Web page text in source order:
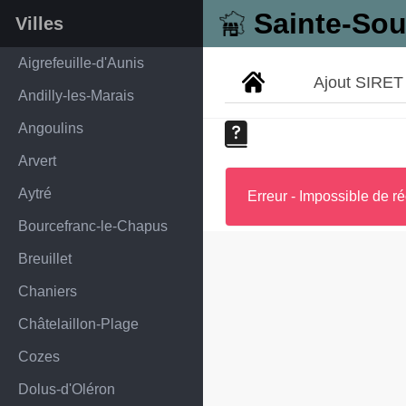
Sainte-
Villes
Aigrefeuille-d'Aunis
Andilly-les-Marais
Angoulins
Arvert
Aytré
Bourcefranc-le-Chapus
Breuillet
Chaniers
Châtelaillon-Plage
Cozes
Dolus-d'Oléron
Ajout SIRET
Erreur - Impossible de